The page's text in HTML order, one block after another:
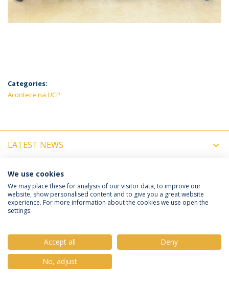
Categories:
Acontece na UCP
LATEST NEWS
UPCOMING EVENTS
Política de Privacidade
Termos e Condições
© 2026 Universidade Católica Portuguesa
We use cookies
We may place these for analysis of our visitor data, to improve our
website, show personalised content and to give you a great website
experience. For more information about the cookies we use open the
settings.
Accept all
Deny
No, adjust